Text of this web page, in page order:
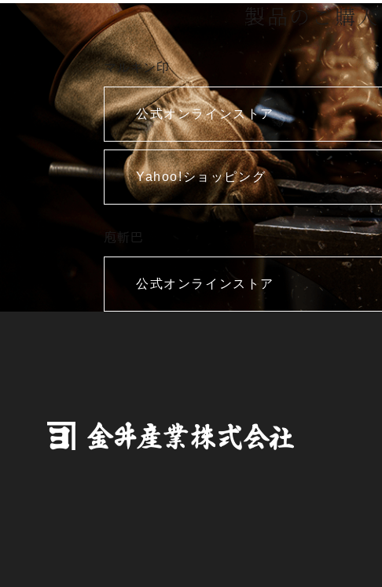
製品のご購入
マルキン印
公式オンラインストア
Yahoo!ショッピング
庖斬巴
公式オンラインストア